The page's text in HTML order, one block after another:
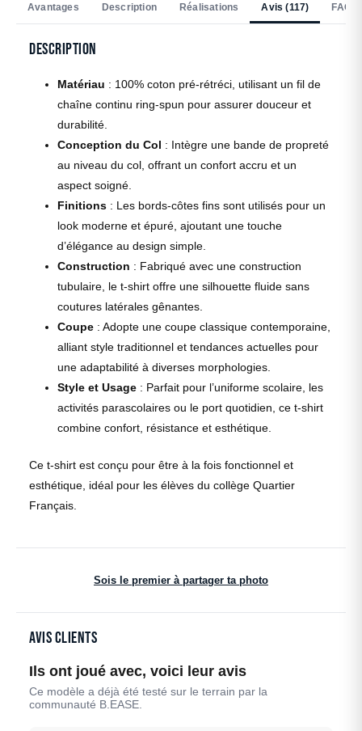
Avantages Description Réalisations Avis (117) FAQ
Description
Matériau : 100% coton pré-rétréci, utilisant un fil de
chaîne continu ring-spun pour assurer douceur et
durabilité.
Conception du Col : Intègre une bande de propreté
au niveau du col, offrant un confort accru et un
aspect soigné.
Finitions : Les bords-côtes fins sont utilisés pour un
look moderne et épuré, ajoutant une touche
d’élégance au design simple.
Construction : Fabriqué avec une construction
tubulaire, le t-shirt offre une silhouette fluide sans
coutures latérales gênantes.
Coupe : Adopte une coupe classique contemporaine,
alliant style traditionnel et tendances actuelles pour
une adaptabilité à diverses morphologies.
Style et Usage : Parfait pour l’uniforme scolaire, les
activités parascolaires ou le port quotidien, ce t-shirt
combine confort, résistance et esthétique.
Ce t-shirt est conçu pour être à la fois fonctionnel et
esthétique, idéal pour les élèves du collège Quartier
Français.
Sois le premier à partager ta photo
Avis clients
Ils ont joué avec, voici leur avis
Ce modèle a déjà été testé sur le terrain par la
communauté B.EASE.